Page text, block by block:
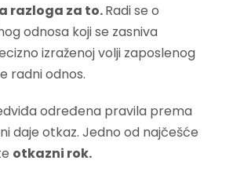
razloga za to.Radi se o
odnosa koji se zasniva
izraženoj volji zaposlenog
radni odnos.
određena pravila prema
daje otkaz. Jedno od najčešće
otkazni rok.